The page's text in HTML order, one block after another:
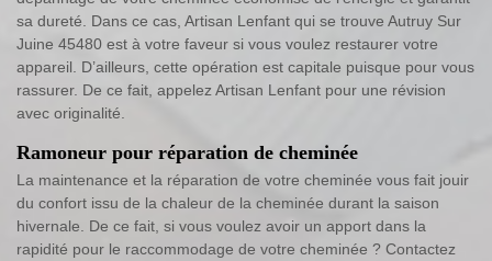
sa dureté. Dans ce cas, Artisan Lenfant qui se trouve Autruy Sur
Juine 45480 est à votre faveur si vous voulez restaurer votre
appareil. D’ailleurs, cette opération est capitale puisque pour vous
rassurer. De ce fait, appelez Artisan Lenfant pour une révision
avec originalité.
Ramoneur pour réparation de cheminée
La maintenance et la réparation de votre cheminée vous fait jouir
du confort issu de la chaleur de la cheminée durant la saison
hivernale. De ce fait, si vous voulez avoir un apport dans la
rapidité pour le raccommodage de votre cheminée ? Contactez